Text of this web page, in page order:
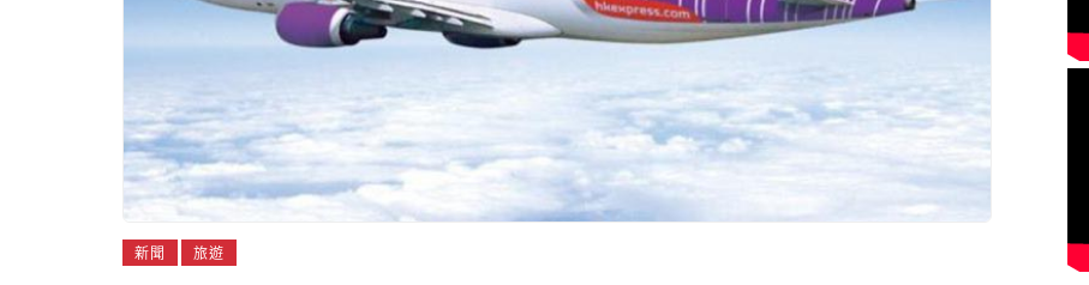
新聞 旅遊